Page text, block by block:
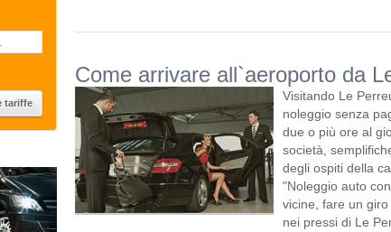
Come arrivare all`aeroporto da
Visitando Le
noleggio senza
due o più ore al
società,
degli ospiti della
"Noleggio auto
vicine, fare un
nei pressi di Le